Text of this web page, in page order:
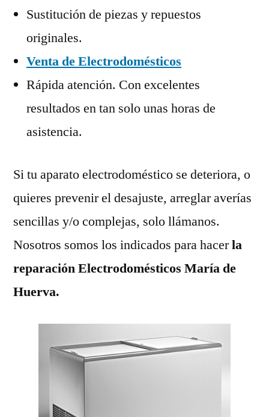
Sustitución de piezas y repuestos
originales.
Venta de Electrodomésticos
Rápida atención. Con excelentes
resultados en tan solo unas horas de
asistencia.
Si tu aparato electrodoméstico se deteriora, o
quieres prevenir el desajuste, arreglar averías
sencillas y/o complejas, solo llámanos.
Nosotros somos los indicados para hacerla
reparación Electrodomésticos María de
Huerva.